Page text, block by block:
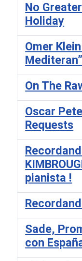
No
Holiday
Omer
Mediteran”
On The
Oscar
Requests
pianista !
Sade,
con